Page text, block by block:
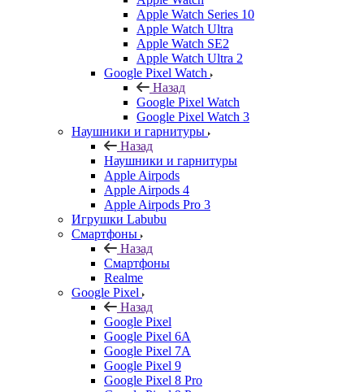
Apple Watch Series 10
Apple Watch Ultra
Apple Watch SE2
Apple Watch Ultra 2
Google Pixel Watch
Назад
Google Pixel Watch
Google Pixel Watch 3
Наушники и гарнитуры
Назад
Наушники и гарнитуры
Apple Airpods
Apple Airpods 4
Apple Airpods Pro 3
Игрушки Labubu
Смартфоны
Назад
Смартфоны
Realme
Google Pixel
Назад
Google Pixel
Google Pixel 6A
Google Pixel 7А
Google Pixel 9
Google Pixel 8 Pro